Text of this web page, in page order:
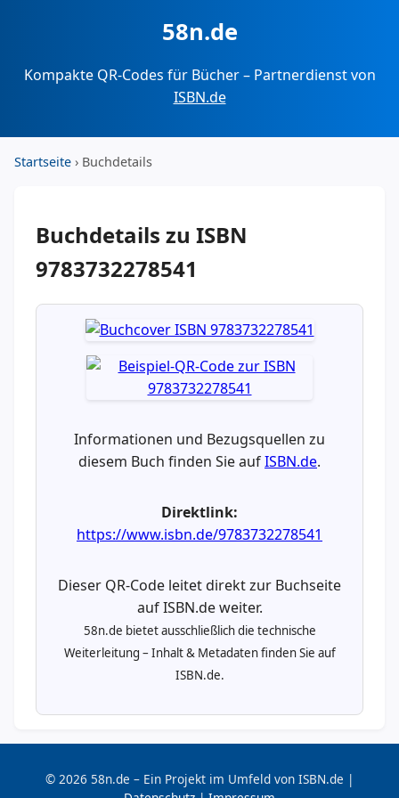
58n.de
Kompakte QR-Codes für Bücher – Partnerdienst von
ISBN.de
Startseite › Buchdetails
Buchdetails zu ISBN
9783732278541
Informationen und Bezugsquellen zu
diesem Buch finden Sie aufISBN.de.
Direktlink:
https://www.isbn.de/9783732278541
Dieser QR-Code leitet direkt zur Buchseite
auf ISBN.de weiter.
58n.de bietet ausschließlich die technische
Weiterleitung – Inhalt & Metadaten finden Sie auf
ISBN.de.
© 2026 58n.de – Ein Projekt im Umfeld von ISBN.de |